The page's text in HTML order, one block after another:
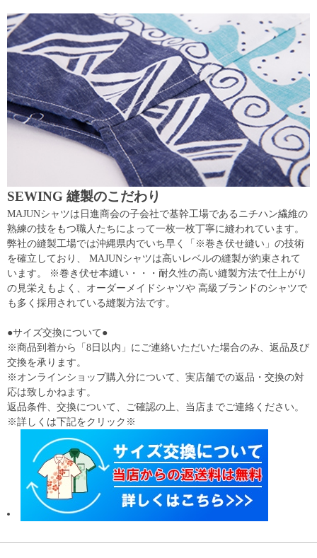
SEWING 縫製のこだわり
MAJUNシャツは日進商会の子会社で基幹工場であるニチハン繊維の
熟練の技をもつ職人たちによって一枚一枚丁寧に縫われています。
弊社の縫製工場では沖縄県内でいち早く「※巻き伏せ縫い」の技術
を確立しており、 MAJUNシャツは高いレベルの縫製が約束されて
います。 ※巻き伏せ本縫い・・・耐久性の高い縫製方法で仕上がり
の見栄えもよく、オーダーメイドシャツや 高級ブランドのシャツで
も多く採用されている縫製方法です。
●サイズ交換について●
※商品到着から「8日以内」にご連絡いただいた場合のみ、返品及び
交換を承ります。
※オンラインショップ購入分について、実店舗での返品・交換の対
応は致しかねます。
返品条件、交換について、ご確認の上、当店までご連絡ください。
※詳しくは下記をクリック※